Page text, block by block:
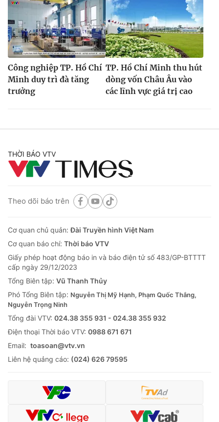
Công nghiệp TP. Hồ Chí
Minh duy trì đà tăng
trưởng
TP. Hồ Chí Minh thu hút
dòng vốn Châu Âu vào
các lĩnh vực giá trị cao
THỜI BÁO VTV
Theo dõi báo trên
Cơ quan chủ quản:Đài Truyền hình Việt Nam
Cơ quan báo chí: Thời báo VTV
Giấy phép hoạt động báo in và báo điện tử số 483/GP-BTTTT
cấp ngày 29/12/2023
Tổng Biên tập: Vũ Thanh Thủy
Phó Tổng Biên tập: Nguyễn Thị Mỹ Hạnh, Phạm Quốc Thắng,
Nguyễn Trọng Ninh
Tổng đài VTV: 024.38 355 931 - 024.38 355 932
Ðiện thoại Thời báo VTV: 0988 671 671
Email: toasoan@vtv.vn
Liên hệ quảng cáo: (024) 626 79595